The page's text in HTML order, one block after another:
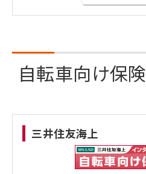
自転車向け保険
三井住友海上